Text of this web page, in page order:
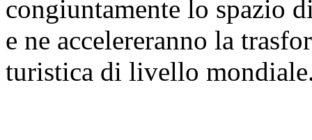
congiuntamente lo spazio
e ne accelereranno la
turistica di livello